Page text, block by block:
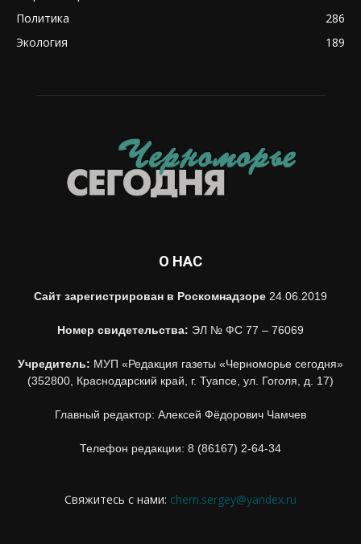
Политика
286
Экология
189
О НАС
Сайт зарегистрирован в Роскомнадзоре 24.06.2019
Номер свидетельства: ЭЛ № ФС 77 – 76069
Учредитель: МУП «Редакция газеты «Черноморье сегодня»
(352800, Краснодарский край, г. Туапсе, ул. Гоголя, д. 17)
Главный редактор: Алексей Фёдорович Чамчев
Телефон редакции: 8 (86167) 2-64-34
Свяжитесь с нами: chern.sergey@yandex.ru